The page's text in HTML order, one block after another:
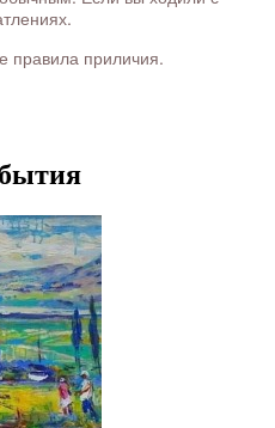
правила приличия.